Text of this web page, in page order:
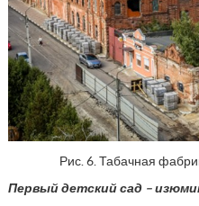
Рис. 6. Табачная
Первый детский сад –